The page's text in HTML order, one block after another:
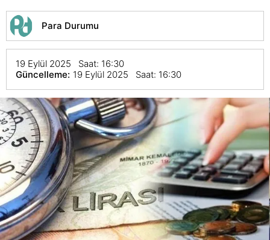
Para Durumu
19 Eylül 2025 Saat: 16:30
Güncelleme: 19 Eylül 2025 Saat: 16:30